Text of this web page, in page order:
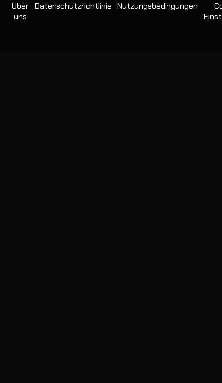
Über
uns
Datenschutzrichtlinie Nutzungsbedingungen